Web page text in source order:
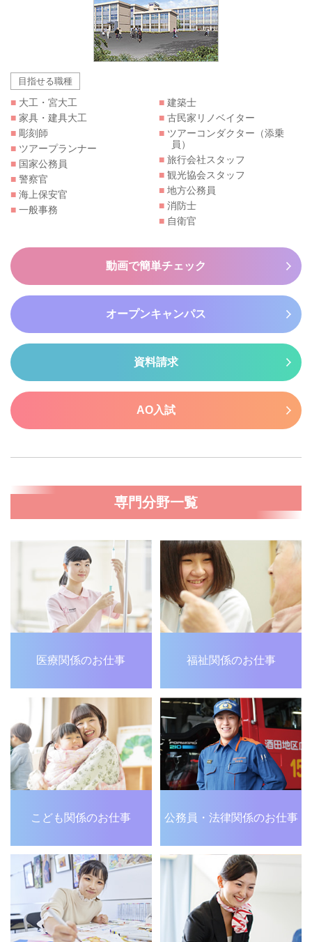
目指せる職種
■ 大工・宮大工
■ 家具・建具大工
■ 彫刻師
■ ツアープランナー
■ 国家公務員
■ 警察官
■ 海上保安官
■ 一般事務
■ 建築士
■ 古民家リノベイター
■ ツアーコンダクター（添乗
員）
■ 旅行会社スタッフ
■ 観光協会スタッフ
■ 地方公務員
■ 消防士
■ 自衛官
動画で簡単チェック
オープンキャンパス
資料請求
AO入試
専門分野一覧
医療関係のお仕事 福祉関係のお仕事
こども関係のお仕事 公務員・法律関係のお仕事